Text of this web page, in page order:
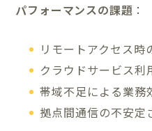
パフォーマンスの課題 ：
リモートアクセス時
クラウドサービス利
帯域不足による業務
拠点間通信の不安定